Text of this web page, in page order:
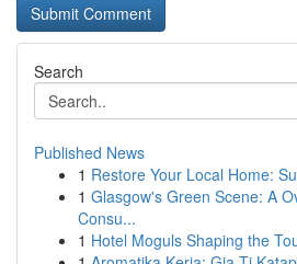
Search
Published News
1 Restore Your Local Home:
1 Glasgow's Green Scene: A
Consu...
1 Hotel Moguls Shaping the